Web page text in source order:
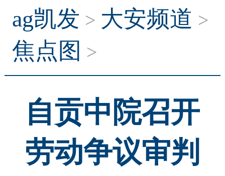
ag凯发 > 大安频道 >
焦点图 >
自贡中院召开
劳动争议审判